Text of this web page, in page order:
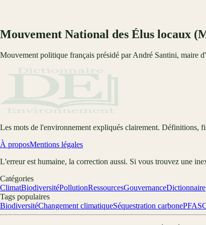
Mouvement National des Élus locaux
Mouvement politique français présidé par André Santini, maire
Les mots de l'environnement expliqués clairement. Définitions,
À proposMentions légales
L'erreur est humaine, la correction aussi. Si vous trouvez une
Catégories
ClimatBiodiversitéPollutionRessourcesGouvernanceDictionnaire
Tags populaires
BiodiversitéChangement climatiqueSéquestration carbonePFAS